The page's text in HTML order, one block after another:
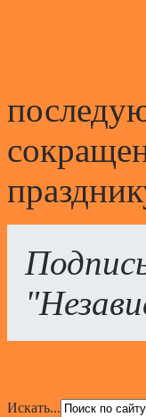
Искать...